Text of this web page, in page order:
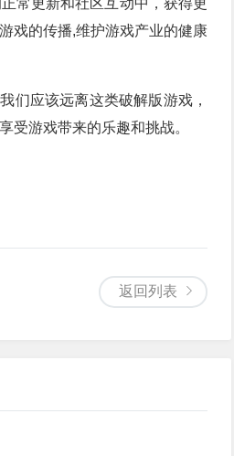
常更新和社区互动中，获得更
戏的传播,维护游戏产业的健康
们应该远离这类破解版游戏，
受游戏带来的乐趣和挑战。
返回列表